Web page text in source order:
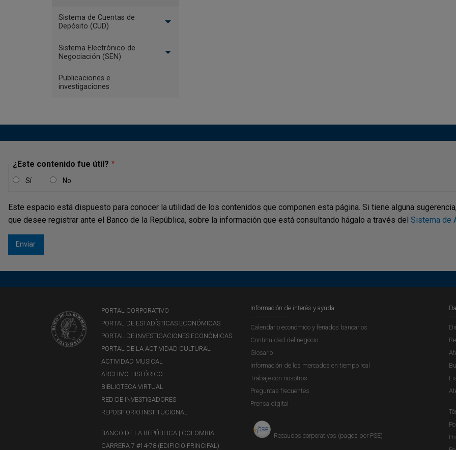
Sistema de Cuentas de
Depósito (CUD)
Sistema Electrónico de
Negociación (SEN)
Publicaciones e
investigaciones
¿Este contenido fue útil?
Sí No
Este espacio está dispuesto para conocer la utilidad de los contenidos que componen esta página. Si tiene alguna
que desee registrar ante el Banco de la República, sobre la información que está consultando hágalo a través del Sistema de
PORTAL CORPORATIVO
PORTAL DE ESTADÍSTICAS ECONÓMICAS
PORTAL DE INVESTIGACIONES ECONÓMICAS
PORTAL DE LA ACTIVIDAD CULTURAL
ACTIVIDAD MUSICAL
ARCHIVO HISTÓRICO
BIBLIOTECA VIRTUAL
RED DE INVESTIGADORES
REPOSITORIO INSTITUCIONAL
BANCO DE LA REPÚBLICA | COLOMBIA
CARRERA 7 #14-78 (EDIFICIO PRINCIPAL)
Información de interés y ayuda
Calendario económico y feriados bancarios
Continuidad del negocio
Glosario
Información de los mercados en tiempo real
Trabaje con nosotros
Preguntas frecuentes
Prensa digital
Recaudos corporativos (pagos por PSE)